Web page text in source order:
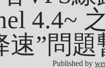
4.4~
速”問
Published by